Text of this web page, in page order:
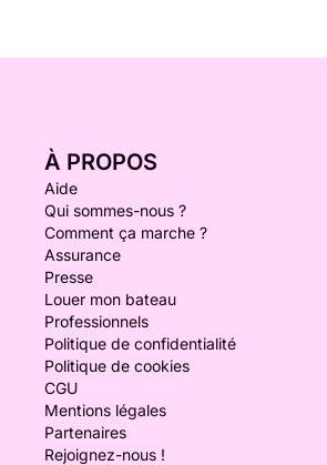
À PROPOS
Aide
Qui sommes-nous ?
Comment ça marche ?
Assurance
Presse
Louer mon bateau
Professionnels
Politique de confidentialité
Politique de cookies
CGU
Mentions légales
Partenaires
Rejoignez-nous !